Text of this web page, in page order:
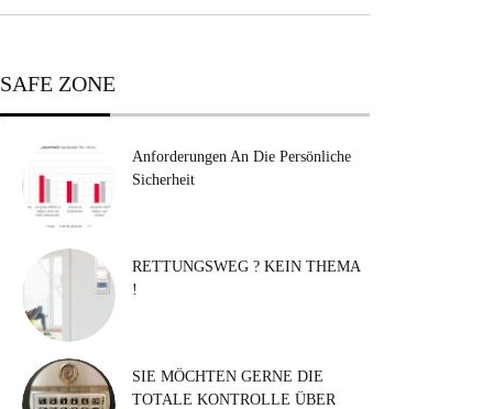
SAFE ZONE
Anforderungen An Die Persönliche
Sicherheit
RETTUNGSWEG ? KEIN THEMA
!
SIE MÖCHTEN GERNE DIE
TOTALE KONTROLLE ÜBER